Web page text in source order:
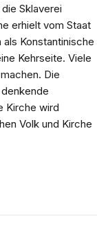
Sklaverei
erhielt vom Staat
Konstantinische
Kehrseite. Viele
Die
Kirche wird
Volk und Kirche